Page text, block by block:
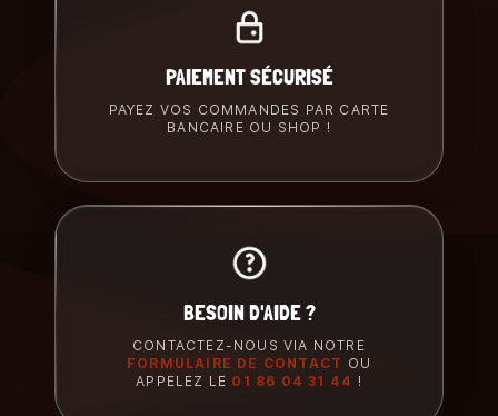
PAIEMENT SÉCURISÉ
PAYEZ VOS COMMANDES PAR CARTE
BANCAIRE OU SHOP !
BESOIN D'AIDE ?
CONTACTEZ-NOUS VIA NOTRE
FORMULAIRE DE CONTACT OU
APPELEZ LE 01 86 04 31 44 !